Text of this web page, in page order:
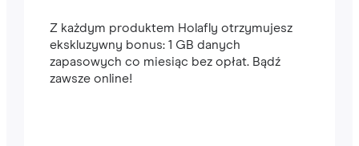
Z każdym produktem Holafly otrzymujesz
ekskluzywny bonus: 1 GB danych
zapasowych co miesiąc bez opłat. Bądź
zawsze online!